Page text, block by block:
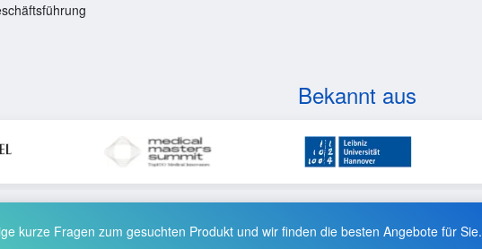
Bekannt aus
kurze Fragen zum gesuchten Produkt und wir finden die besten Angebote für Sie.